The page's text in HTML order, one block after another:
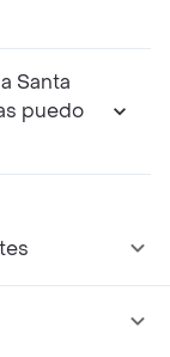
Santa
puedo